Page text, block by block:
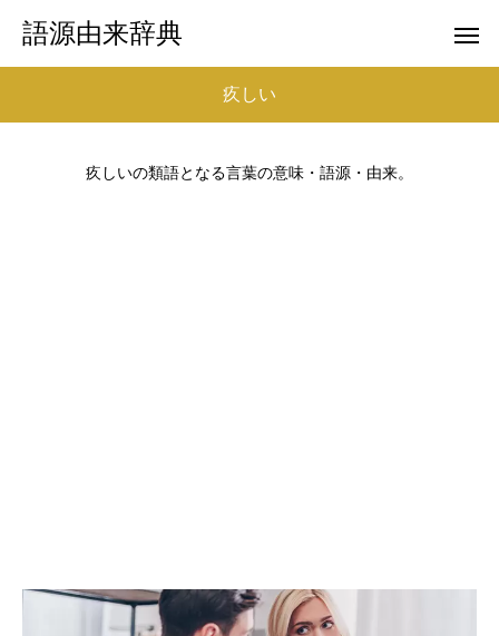
語源由来辞典
疚しい
疚しいの類語となる言葉の意味・語源・由来。